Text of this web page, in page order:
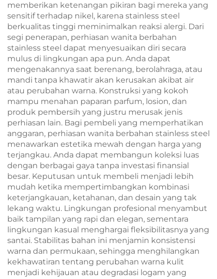
memberikan ketenangan pikiran bagi mereka yang
sensitif terhadap nikel, karena stainless steel
berkualitas tinggi meminimalkan reaksi alergi. Dari
segi penerapan, perhiasan wanita berbahan
stainless steel dapat menyesuaikan diri secara
mulus di lingkungan apa pun. Anda dapat
mengenakannya saat berenang, berolahraga, atau
mandi tanpa khawatir akan kerusakan akibat air
atau perubahan warna. Konstruksi yang kokoh
mampu menahan paparan parfum, losion, dan
produk pembersih yang justru merusak jenis
perhiasan lain. Bagi pembeli yang memperhatikan
anggaran, perhiasan wanita berbahan stainless steel
menawarkan estetika mewah dengan harga yang
terjangkau. Anda dapat membangun koleksi luas
dengan berbagai gaya tanpa investasi finansial
besar. Keputusan untuk membeli menjadi lebih
mudah ketika mempertimbangkan kombinasi
keterjangkauan, ketahanan, dan desain yang tak
lekang waktu. Lingkungan profesional menyambut
baik tampilan yang rapi dan elegan, sementara
lingkungan kasual menghargai fleksibilitasnya yang
santai. Stabilitas bahan ini menjamin konsistensi
warna dan permukaan, sehingga menghilangkan
kekhawatiran tentang perubahan warna kulit
menjadi kehijauan atau degradasi logam yang